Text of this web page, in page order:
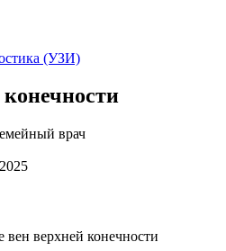
(УЗИ)
врач
вен верхней конечности